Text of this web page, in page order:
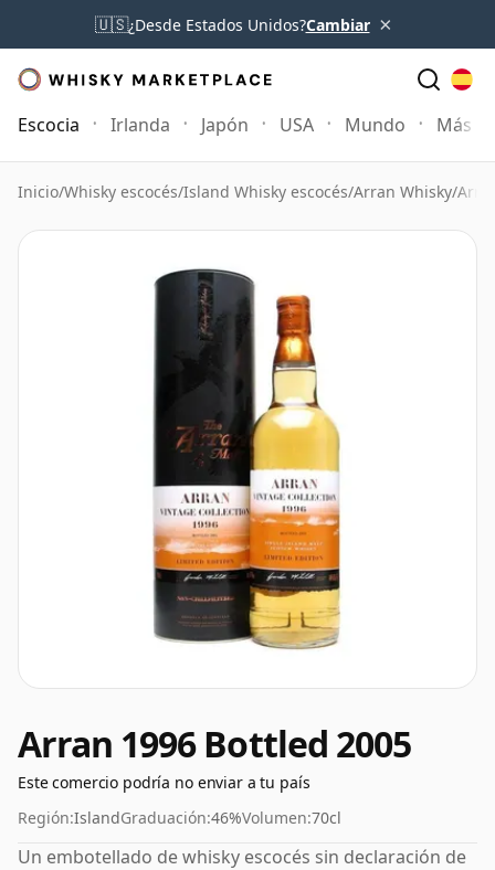
🇺🇸¿Desde Estados Unidos?Cambiar ×
Escocia Irlanda Japón USA Mundo Más
Inicio/Whisky escocés/Island Whisky escocés/Arran Whisky/
Arran 1996 Bottled 2005
Este comercio podría no enviar a tu país
Región:IslandGraduación:46%Volumen:70cl
Un embotellado de whisky escocés sin declaración de